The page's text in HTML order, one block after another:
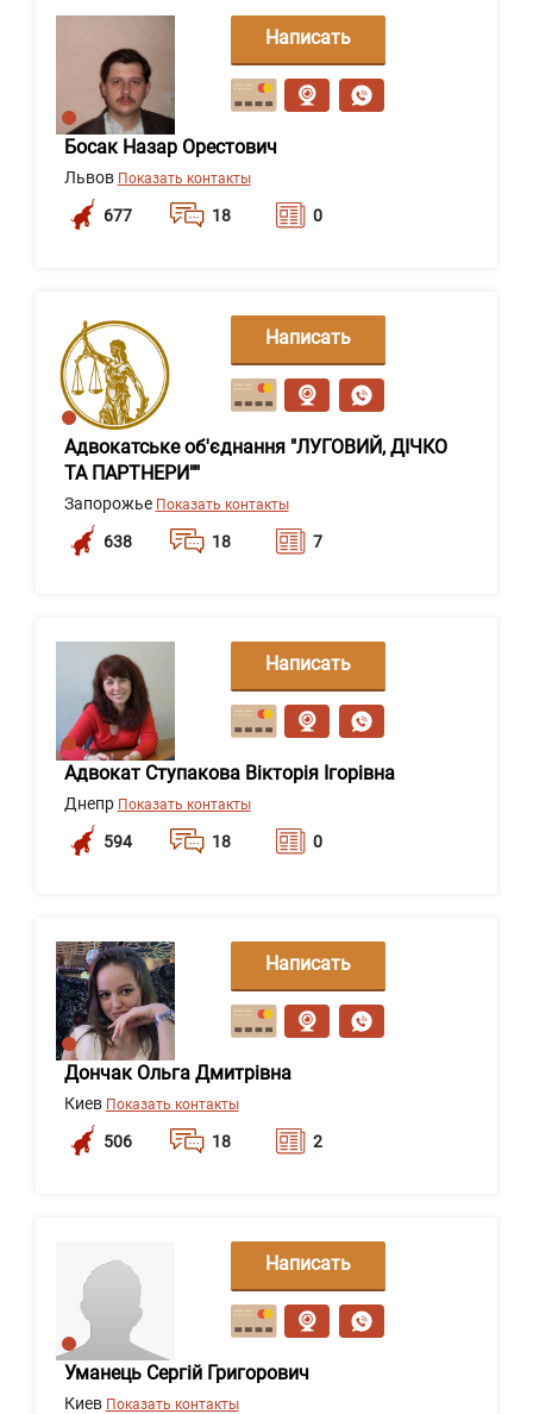
Босак Назар Орестович
Львов Показать контакты
677 18 0
Написать
сообщение
Адвокатське об'єднання "ЛУГОВИЙ, ДІЧКО
ТА ПАРТНЕРИ""
Запорожье Показать контакты
638 18 7
Написать
сообщение
Адвокат Ступакова Вікторія Ігорівна
Днепр Показать контакты
594 18 0
Написать
сообщение
Дончак Ольга Дмитрівна
Киев Показать контакты
506 18 2
Написать
сообщение
Уманець Сергій Григорович
Киев Показать контакты
Написать
сообщение